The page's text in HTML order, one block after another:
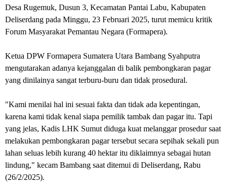
Desa Rugemuk, Dusun 3, Kecamatan Pantai Labu, Kabupaten
Deliserdang pada Minggu, 23 Februari 2025, turut memicu kritik
Forum Masyarakat Pemantau Negara (Formapera).
Ketua DPW Formapera Sumatera Utara Bambang Syahputra
mengutarakan adanya kejanggalan di balik pembongkaran pagar
yang dinilainya sangat terburu-buru dan tidak prosedural.
"Kami menilai hal ini sesuai fakta dan tidak ada kepentingan,
karena kami tidak kenal siapa pemilik tambak dan pagar itu. Tapi
yang jelas, Kadis LHK Sumut diduga kuat melanggar prosedur saat
melakukan pembongkaran pagar tersebut secara sepihak sekali pun
lahan seluas lebih kurang 40 hektar itu diklaimnya sebagai hutan
lindung," kecam Bambang saat ditemui di Deliserdang, Rabu
(26/2/2025).